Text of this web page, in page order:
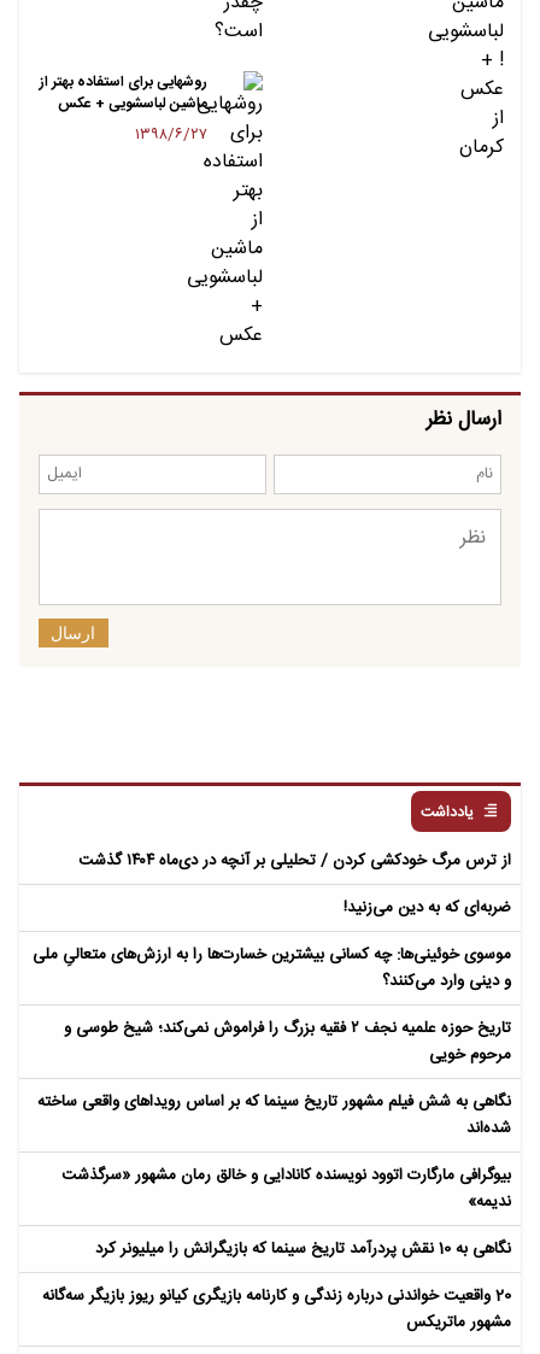
روشهایی برای استفاده بهتر از
ماشین لباسشویی + عکس
۱۳۹۸/۶/۲۷
ارسال نظر
ارسال
یادداشت
از ترس مرگ خودکشی کردن / تحلیلی بر آنچه در دی‌ماه ۱۴۰۴ گذشت
ضربه‌ای که به دین می‌زنید!
موسوی خوئینی‌ها: چه کسانی بیشترین خسارت‌ها را به ارزش‌های متعالیِ ملی
و دینی وارد می‌کنند؟
تاریخ حوزه علمیه نجف ۲ فقیه بزرگ را فراموش نمی‌کند؛ شیخ طوسی و
مرحوم خویی
نگاهی به شش فیلم مشهور تاریخ سینما که بر اساس رویداهای واقعی ساخته
شده‌اند
بیوگرافی مارگارت اتوود نویسنده کانادایی و خالق رمان مشهور «سرگذشت
ندیمه»
نگاهی به 10 نقش پردرآمد تاریخ سینما که بازیگرانش را میلیونر کرد
20 واقعیت خواندنی درباره زندگی و کارنامه بازیگری کیانو ریوز بازیگر سه‌گانه
مشهور ماتریکس